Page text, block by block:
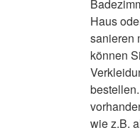
Haus
sanieren
können
wie z.B.